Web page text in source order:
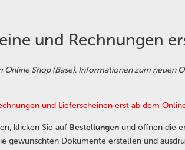
und Rechnungen
Online Shop (Base). Informationen zum neuen
und Lieferscheinen erst ab dem
klicken Sie auf Bestellungen und öffnen die
gewünschten Dokumente erstellen und